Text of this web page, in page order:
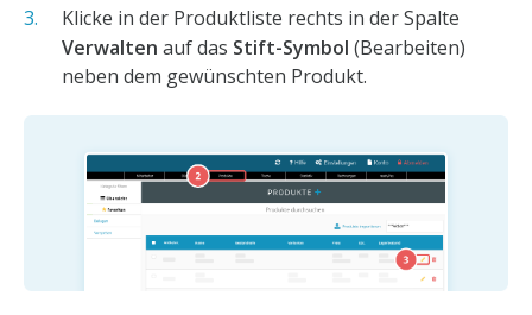
Klicke in der Produktliste rechts in der Spalte
Verwalten auf das Stift-Symbol (Bearbeiten)
neben dem gewünschten Produkt.